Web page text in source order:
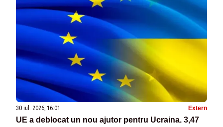
30 iul. 2026, 16:01 Extern
UE a deblocat un nou ajutor pentru Ucraina. 3,47